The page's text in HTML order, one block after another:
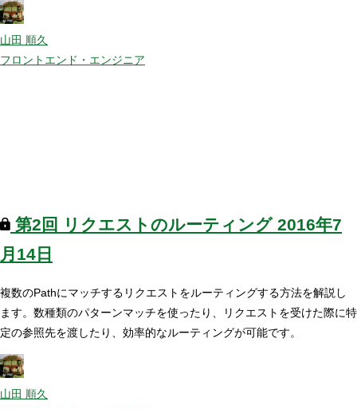
山田 順久
フロントエンド・エンジニア
第2回 リクエストのルーティング 2016年7
月14日
複数のPathにマッチするリクエストをルーティングする方法を解説し
ます。数種類のパターンマッチを使ったり、リクエストを受けた際に特
定の参照先を渡したり、効率的なルーティングが可能です。
山田 順久